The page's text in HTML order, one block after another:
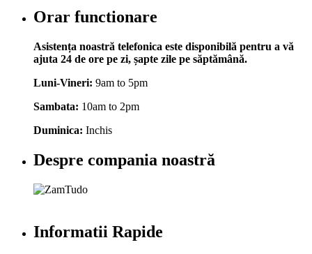
Orar functionare
Asistența noastră telefonica este disponibilă pentru a vă
ajuta 24 de ore pe zi, șapte zile pe săptămână.
Luni-Vineri: 9am to 5pm
Sambata: 10am to 2pm
Duminica: Inchis
Despre compania noastră
Informatii Rapide